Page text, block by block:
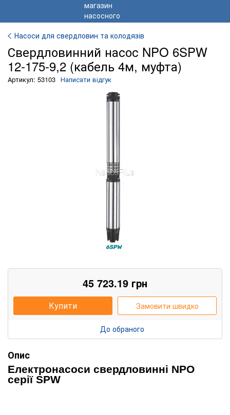
Насоси для свердловин та колодязів
Свердловинний насос NPO 6SPW
12-175-9,2 (кабель 4м, муфта)
Артикул: 53103 Написати відгук
45 723.19 грн
Купити Замовити швидко
До обраного
Опис
Електронасоси свердловинні NPO
серії SPW